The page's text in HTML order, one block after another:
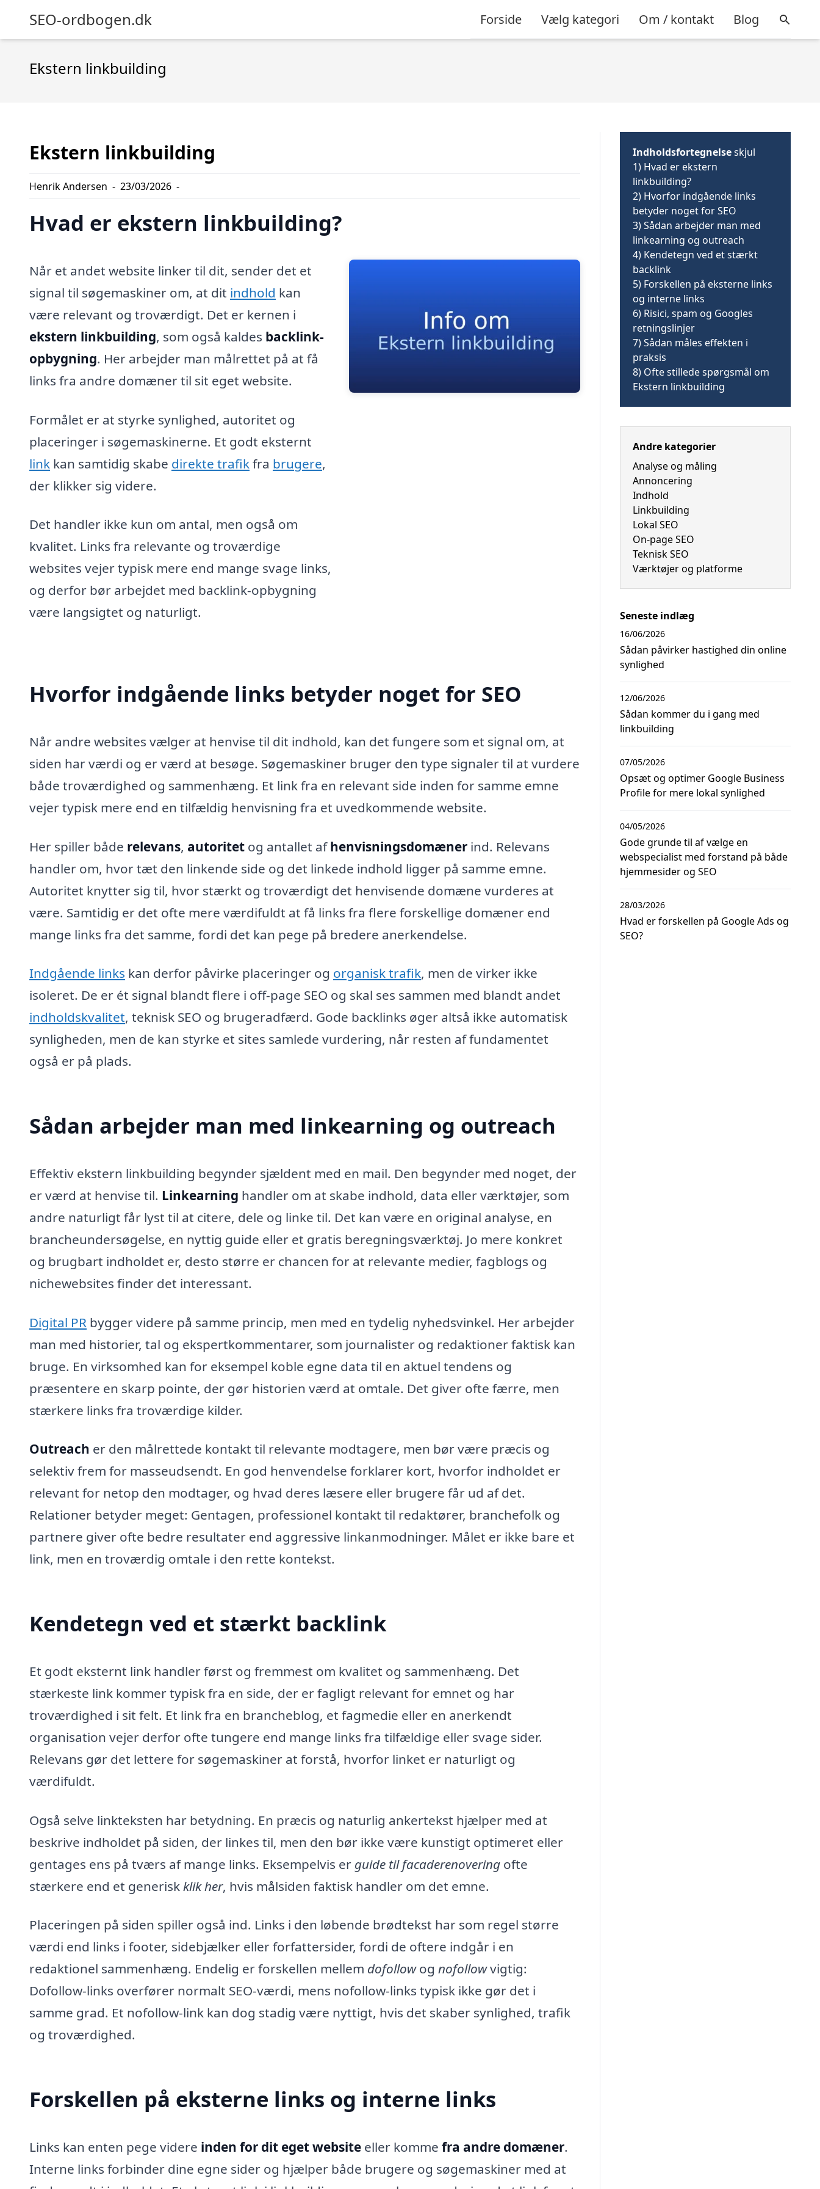
SEO-ordbogen.dk Forside Vælg kategori Om / kontakt Blog
Ekstern linkbuilding
Ekstern linkbuilding
Henrik Andersen - 23/03/2026 -
Hvad er ekstern linkbuilding?
Når et andet website linker til dit, sender det et
signal til søgemaskiner om, at dit indhold kan
være relevant og troværdigt. Det er kernen i
ekstern linkbuilding, som også kaldes backlink-
opbygning. Her arbejder man målrettet på at få
links fra andre domæner til sit eget website.
Formålet er at styrke synlighed, autoritet og
placeringer i søgemaskinerne. Et godt eksternt
link kan samtidig skabe direkte trafikfra brugere,
der klikker sig videre.
Det handler ikke kun om antal, men også om
kvalitet. Links fra relevante og troværdige
websites vejer typisk mere end mange svage links,
og derfor bør arbejdet med backlink-opbygning
være langsigtet og naturligt.
Hvorfor indgående links betyder noget for SEO
Når andre websites vælger at henvise til dit indhold, kan det fungere som et signal om, at
siden har værdi og er værd at besøge. Søgemaskiner bruger den type signaler til at vurdere
både troværdighed og sammenhæng. Et link fra en relevant side inden for samme emne
vejer typisk mere end en tilfældig henvisning fra et uvedkommende website.
Her spiller både relevans, autoritet og antallet afhenvisningsdomæner ind. Relevans
handler om, hvor tæt den linkende side og det linkede indhold ligger på samme emne.
Autoritet knytter sig til, hvor stærkt og troværdigt det henvisende domæne vurderes at
være. Samtidig er det ofte mere værdifuldt at få links fra flere forskellige domæner end
mange links fra det samme, fordi det kan pege på bredere anerkendelse.
Indgående links kan derfor påvirke placeringer og organisk trafik, men de virker ikke
isoleret. De er ét signal blandt flere i off-page SEO og skal ses sammen med blandt andet
indholdskvalitet, teknisk SEO og brugeradfærd. Gode backlinks øger altså ikke automatisk
synligheden, men de kan styrke et sites samlede vurdering, når resten af fundamentet
også er på plads.
Sådan arbejder man med linkearning og outreach
Effektiv ekstern linkbuilding begynder sjældent med en mail. Den begynder med noget, der
er værd at henvise til. Linkearning handler om at skabe indhold, data eller værktøjer, som
andre naturligt får lyst til at citere, dele og linke til. Det kan være en original analyse, en
brancheundersøgelse, en nyttig guide eller et gratis beregningsværktøj. Jo mere konkret
og brugbart indholdet er, desto større er chancen for at relevante medier, fagblogs og
nichewebsites finder det interessant.
Digital PR bygger videre på samme princip, men med en tydelig nyhedsvinkel. Her arbejder
man med historier, tal og ekspertkommentarer, som journalister og redaktioner faktisk kan
bruge. En virksomhed kan for eksempel koble egne data til en aktuel tendens og
præsentere en skarp pointe, der gør historien værd at omtale. Det giver ofte færre, men
stærkere links fra troværdige kilder.
Outreach er den målrettede kontakt til relevante modtagere, men bør være præcis og
selektiv frem for masseudsendt. En god henvendelse forklarer kort, hvorfor indholdet er
relevant for netop den modtager, og hvad deres læsere eller brugere får ud af det.
Relationer betyder meget: Gentagen, professionel kontakt til redaktører, branchefolk og
partnere giver ofte bedre resultater end aggressive linkanmodninger. Målet er ikke bare et
link, men en troværdig omtale i den rette kontekst.
Kendetegn ved et stærkt backlink
Et godt eksternt link handler først og fremmest om kvalitet og sammenhæng. Det
stærkeste link kommer typisk fra en side, der er fagligt relevant for emnet og har
troværdighed i sit felt. Et link fra en brancheblog, et fagmedie eller en anerkendt
organisation vejer derfor ofte tungere end mange links fra tilfældige eller svage sider.
Relevans gør det lettere for søgemaskiner at forstå, hvorfor linket er naturligt og
værdifuldt.
Også selve linkteksten har betydning. En præcis og naturlig ankertekst hjælper med at
beskrive indholdet på siden, der linkes til, men den bør ikke være kunstigt optimeret eller
gentages ens på tværs af mange links. Eksempelvis er guide til facaderenovering ofte
stærkere end et generiskklik her, hvis målsiden faktisk handler om det emne.
Placeringen på siden spiller også ind. Links i den løbende brødtekst har som regel større
værdi end links i footer, sidebjælker eller forfattersider, fordi de oftere indgår i en
redaktionel sammenhæng. Endelig er forskellen mellem dofollowog nofollowvigtig:
Dofollow-links overfører normalt SEO-værdi, mens nofollow-links typisk ikke gør det i
samme grad. Et nofollow-link kan dog stadig være nyttigt, hvis det skaber synlighed, trafik
og troværdighed.
Forskellen på eksterne links og interne links
Links kan enten pege videre inden for dit eget website eller komme fra andre domæner.
Interne links forbinder dine egne sider og hjælper både brugere og søgemaskiner med at
Indholdsfortegnelseskjul
1) Hvad er ekstern
linkbuilding?
2) Hvorfor indgående links
betyder noget for SEO
3)Sådan arbejder man med
linkearning og outreach
4) Kendetegn ved et stærkt
backlink
5) Forskellen på eksterne links
og interne links
6) Risici, spam og Googles
retningslinjer
7)Sådan måles effekten i
praksis
8) Ofte stillede spørgsmål om
Ekstern linkbuilding
Andre kategorier
Analyse og måling
Annoncering
Indhold
Linkbuilding
Lokal SEO
On-page SEO
Teknisk SEO
Værktøjer og platforme
Seneste indlæg
Sådan påvirker hastighed din online
synlighed
16/06/2026
Sådan kommer du i gang med
linkbuilding
12/06/2026
Opsæt og optimer Google Business
Profile for mere lokal synlighed
07/05/2026
Gode grunde til af vælge en
webspecialist med forstand på både
hjemmesider og SEO
04/05/2026
Hvad er forskellen på Google Ads og
SEO?
28/03/2026